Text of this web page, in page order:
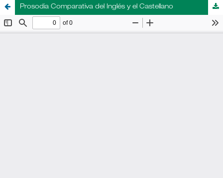
Prosodia Comparativa del Inglés y el Castellano